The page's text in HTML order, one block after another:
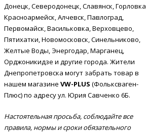
Донецк, Северодонецк, Славянск, Горловка,
Красноармейск, Алчевск, Павлоград,
Первомайск, Васильковка, Верховцево,
Пятихатки, Новомосковск, Синельниково,
Желтые Воды, Энергодар, Марганец,
Орджоникидзе и другие города. Жители
Днепропетровска могут забрать товар в
нашем магазине VW-PLUS (Фольксваген-
Плюс) по адресу ул. Юрия Савченко 6Б.
Настоятельная просьба, соблюдайте все
правила, нормы и сроки обязательного